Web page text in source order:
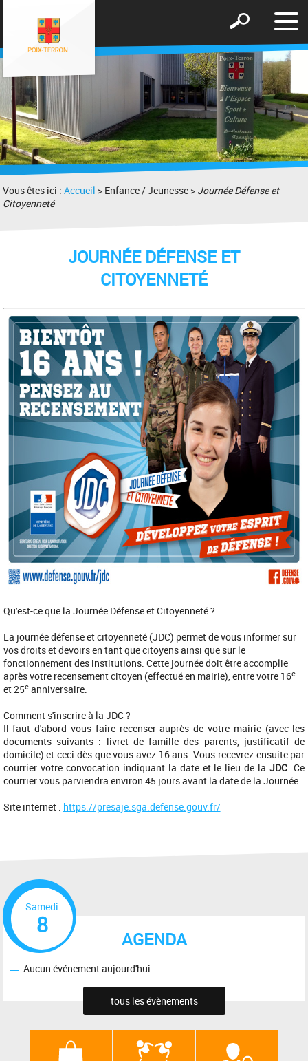
le
Afficher
formulaire
de
recherche
Vous êtes ici :Accueil > Enfance / Jeunesse > Journée Défense et
Citoyenneté
JOURNÉE DÉFENSE ET
CITOYENNETÉ
Qu'est-ce que la Journée Défense et Citoyenneté ?
La journée défense et citoyenneté (JDC) permet de vous informer sur
vos droits et devoirs en tant que citoyens ainsi que sur le
fonctionnement des institutions. Cette journée doit être accomplie
après votre recensement citoyen (effectué en mairie), entre votre 16e
et 25eanniversaire.
Comment s'inscrire à la JDC ?
Il faut d'abord vous faire recenser auprès de votre mairie (avec les
documents suivants : livret de famille des parents, justificatif de
domicile) et ceci dès que vous avez 16 ans. Vous recevrez ensuite par
courrier votre convocation indiquant la date et le lieu de laJDC . Ce
courrier vous parviendra environ 45 jours avant la date de la Journée.
Site internet : https://presaje.sga.defense.gouv.fr/
AGENDA
Samedi
8
Aucun événement aujourd'hui
tous les évènements